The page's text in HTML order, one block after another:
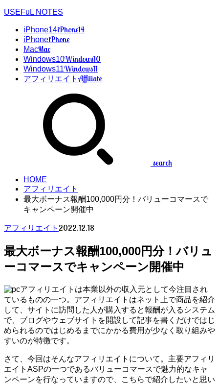
USEFuL NOTES
iPhone14iPhone14
iPhoneiPhone
MacMac
Windows10Windows10
Windows11Windows11
アフィリエイトAffiliate
search
HOME
アフィリエイト
最大ボーナス報酬100,000円分！バリューコマースで
キャンペーン開催中
アフィリエイト 2022.12.18
最大ボーナス報酬100,000円分！バリュ
ーコマースでキャンペーン開催中
アフィリエイトは本業以外の収入元として今注目され
ているものの一つ。アフィリエイトはネット上で商品を紹介
して、サイトに訪問した人が購入すると報酬が入るシステム
で、ブログやウェブサイトを開設して記事を書くだけではじ
められるのではじめるまでにかかる費用が少なく取り組みや
すいのが特徴です。
さて、今回はそんなアフィリエイトについて。主要アフィリ
エイトASPの一つであるバリューコマースで魅力的なキャ
ンペーンを行なっていますので、こちらで紹介したいと思い